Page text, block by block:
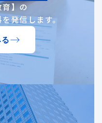
育】の
発信します。